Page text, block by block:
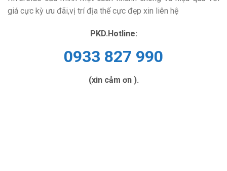
giá cực kỳ ưu đãi,vị trí địa thế cực đẹp xin liên hệ
PKD.Hotline:
0933 827 990
(xin cảm ơn ).